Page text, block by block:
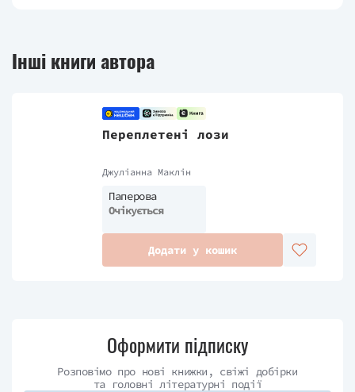
Інші книги автора
Переплетені лози
Джуліанна Маклін
Паперова
Очікується
Додати у кошик
Оформити підписку
Розповімо про нові книжки, свіжі добірки
та головні літературні події